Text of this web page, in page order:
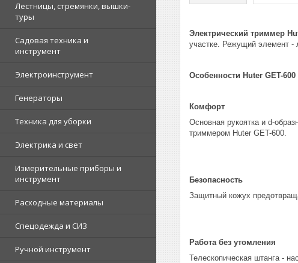
Лестницы, стремянки, вышки-
туры
Садовая техника и
инструмент
Электроинструмент
Генераторы
Техника для уборки
Электрика и свет
Измерительные приборы и
инструмент
Расходные материалы
Спецодежда и СИЗ
Ручной инструмент
Электрический триммер
участке. Режущий элемент -
Особенности Huter GET-600
Комфорт
Основная рукоятка и d-
триммером Huter GET-600.
Безопасность
Защитный кожух
Работа без утомления
Телескопическая штанга -